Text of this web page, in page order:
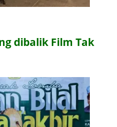
dibalik Film Tak